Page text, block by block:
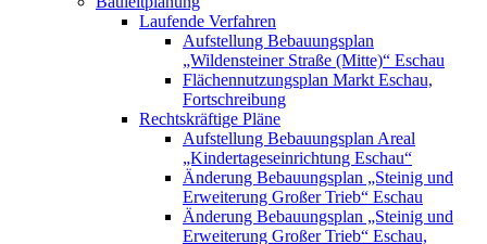
Laufende Verfahren
Aufstellung Bebauungsplan
„Wildensteiner Straße (Mitte)“ Eschau
Flächennutzungsplan Markt Eschau,
Fortschreibung
Rechtskräftige Pläne
Aufstellung Bebauungsplan Areal
„Kindertageseinrichtung Eschau“
Änderung Bebauungsplan „Steinig und
Erweiterung Großer Trieb“ Eschau
Änderung Bebauungsplan „Steinig und
Erweiterung Großer Trieb“ Eschau,